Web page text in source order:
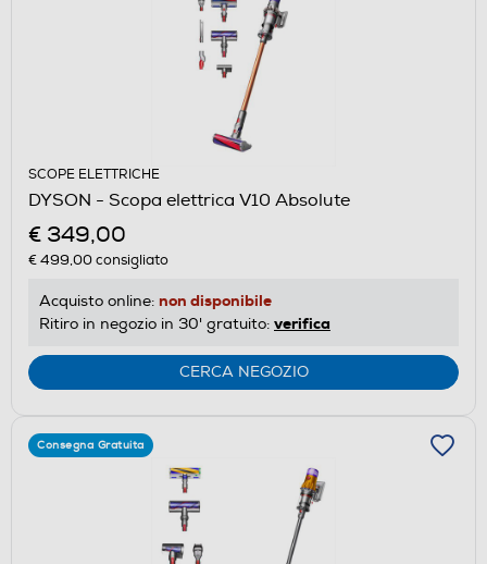
SCOPE ELETTRICHE
DYSON - Scopa elettrica V10 Absolute
€ 349,00
€ 499,00consigliato
Acquisto online: non disponibile
Ritiro in negozio in 30' gratuito: verifica
CERCA NEGOZIO
Consegna Gratuita